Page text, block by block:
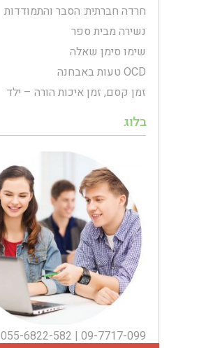
חרדה חברתית: הסבר והתמודדות
נשירה מבית ספר
שימו סימן שאלה
OCD טעות באבחנה
זמן קסם, זמן איכות הורה – ילד
בלוג
09-7717-099
|
055-6822-582